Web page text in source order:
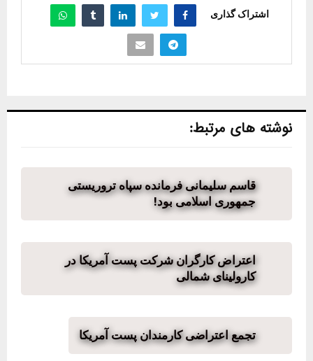
اشتراک گذاری
نوشته های مرتبط:
قاسم سلیمانی فرمانده سپاه تروریستی
جمهوری اسلامی بود!
اعتراض کارگران شرکت پست آمریکا در
کارولینای شمالی
تجمع اعتراضی کارمندان پست آمریکا